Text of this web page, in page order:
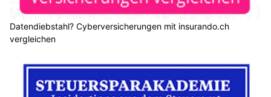
Datendiebstahl? Cyberversicherungen mit insurando.ch
vergleichen